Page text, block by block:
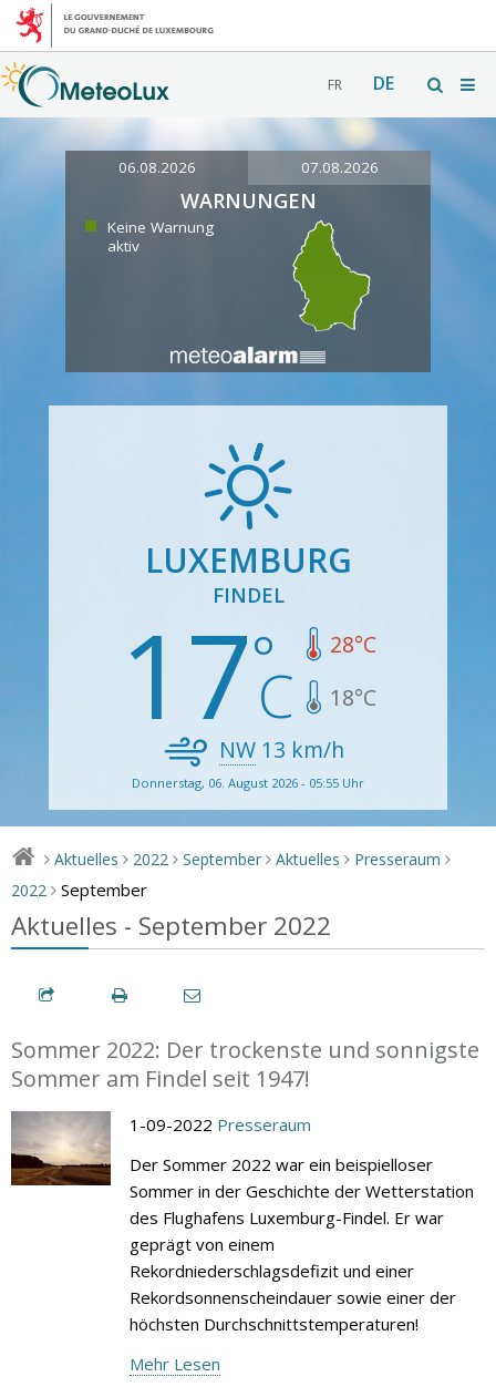
FR DE
06.08.2026 07.08.2026
WARNUNGEN
Keine Warnung
aktiv
LUXEMBURG
FINDEL
17 28°C
18°C
NW13 km/h
Donnerstag, 06. August 2026 - 05:55 Uhr
> Aktuelles > 2022 > September > Aktuelles > Presseraum >
2022 > September
Aktuelles - September 2022
Sommer 2022: Der trockenste und sonnigste
Sommer am Findel seit 1947!
1-09-2022 Presseraum
Der Sommer 2022 war ein beispielloser
Sommer in der Geschichte der Wetterstation
des Flughafens Luxemburg-Findel. Er war
geprägt von einem
Rekordniederschlagsdefizit und einer
Rekordsonnenscheindauer sowie einer der
höchsten Durchschnittstemperaturen!
Mehr Lesen